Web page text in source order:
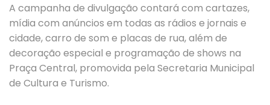
A campanha de divulgação contará com cartazes,
mídia com anúncios em todas as rádios e jornais e
cidade, carro de som e placas de rua, além de
decoração especial e programação de shows na
Praça Central, promovida pela Secretaria Municipal
de Cultura e Turismo.